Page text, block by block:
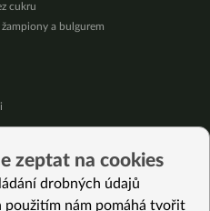
cukru
a bulgurem
a vločkami
zeptat na cookies
drobných údajů
použitím nám pomáhá tvořit